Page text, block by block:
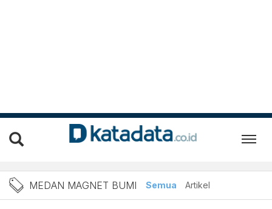
Berita Medan Magnet
MEDAN MAGNET BUMI Semua Artikel